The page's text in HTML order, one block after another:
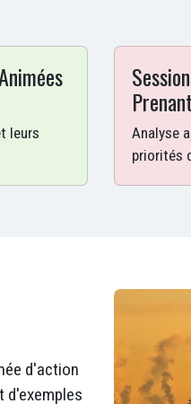
leurs
Analyse
priorités
d'action
d'exemples